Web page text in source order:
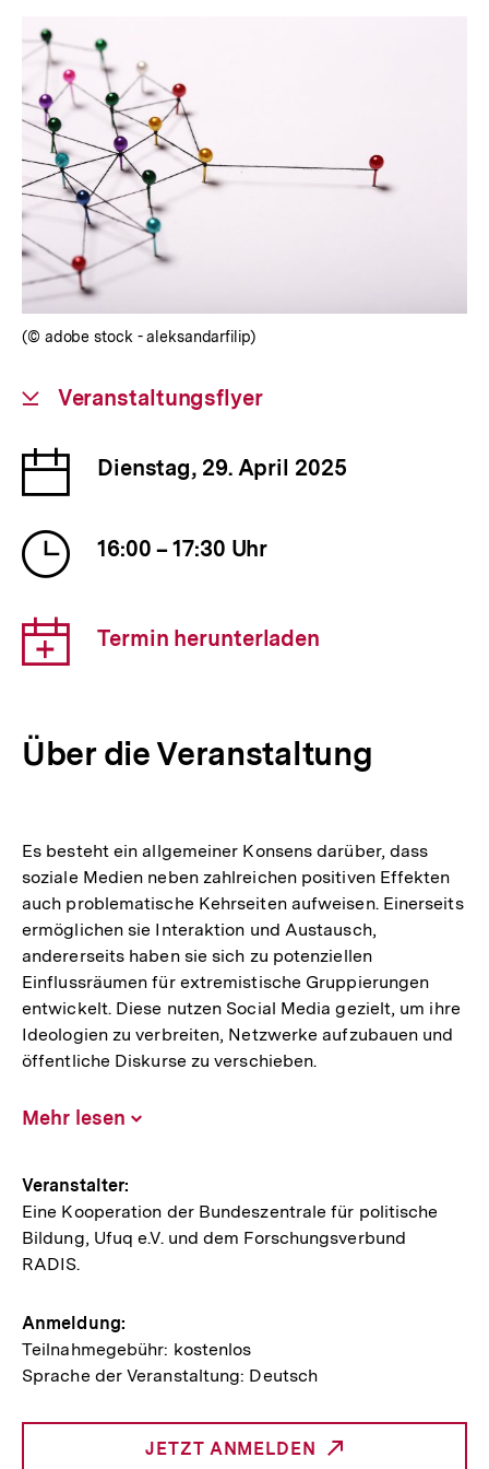
(© adobe stock - aleksandarfilip)
Download-
Veranstaltungsflyer
Datum
der
Veranstaltung
Dienstag, 29. April 2025
Uhrzeit
der
16:00 – 17:30 Uhr
Download-
Link:
Termin herunterladen
Über die Veranstaltung
Es besteht ein allgemeiner Konsens darüber, dass
soziale Medien neben zahlreichen positiven Effekten
auch problematische Kehrseiten aufweisen. Einerseits
ermöglichen sie Interaktion und Austausch,
andererseits haben sie sich zu potenziellen
Einflussräumen für extremistische Gruppierungen
entwickelt. Diese nutzen Social Media gezielt, um ihre
Ideologien zu verbreiten, Netzwerke aufzubauen und
öffentliche Diskurse zu verschieben.
Mehr lesen
Hinweise
zur
Veranstaltung
Veranstalter:
Eine Kooperation der Bundeszentrale für politische
Bildung, Ufuq e.V. und dem Forschungsverbund
RADIS.
Anmeldung:
Teilnahmegebühr: kostenlos
Sprache der Veranstaltung: Deutsch
INTERNER
JETZT ANMELDEN